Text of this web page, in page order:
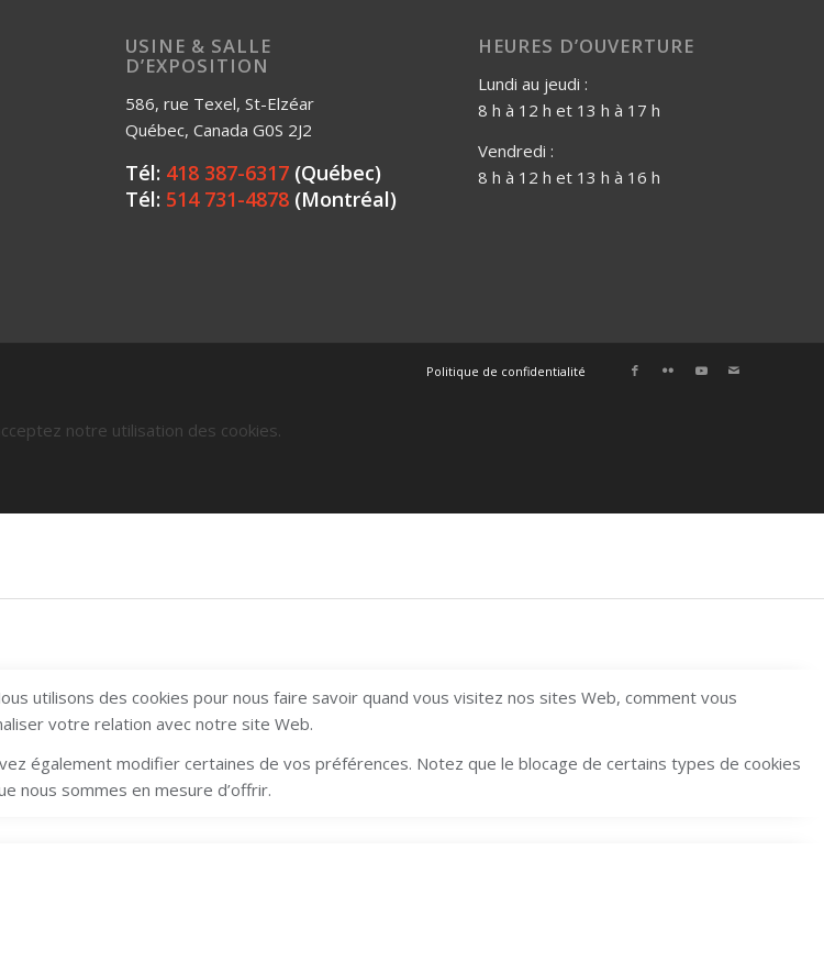
USINE & SALLE
D’EXPOSITION
586, rue Texel, St-Elzéar
Québec, Canada G0S 2J2
Tél: 418 387-6317 (Québec)
Tél: 514 731-4878 (Montréal)
HEURES D’OUVERTURE
Lundi au jeudi :
8 h à 12 h et 13 h à 17 h
Vendredi :
8 h à 12 h et 13 h à 16 h
Politique de confidentialité
notre utilisation des cookies.
utilisons des cookies pour nous faire savoir quand vous visitez nos sites Web, comment vous
votre relation avec notre site Web.
également modifier certaines de vos préférences. Notez que le blocage de certains types de cookies
nous sommes en mesure d’offrir.